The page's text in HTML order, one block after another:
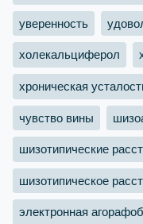
уверенность
холекальциферол
хроническая
чувство вины
шизотипические
шизотипическое
электронная